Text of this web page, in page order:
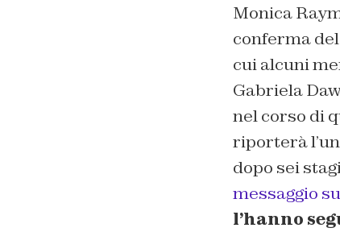
Monica
conferma
cui alcuni
Gabriela
nel corso di
riporterà
dopo sei
messaggio
l’hanno